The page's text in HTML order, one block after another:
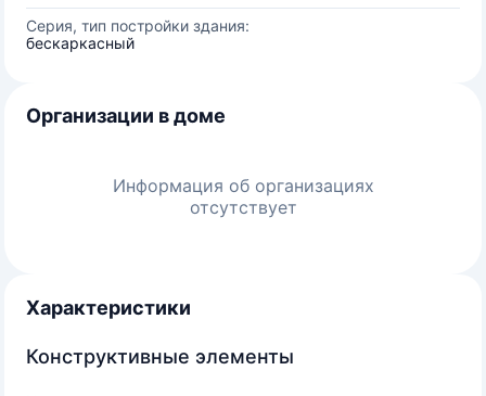
Серия, тип постройки здания:
бескаркасный
Организации в доме
Информация об организациях
отсутствует
Характеристики
Конструктивные элементы